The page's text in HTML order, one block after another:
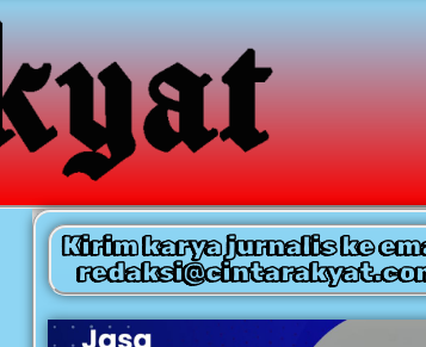
Kirim karya jurnalis ke